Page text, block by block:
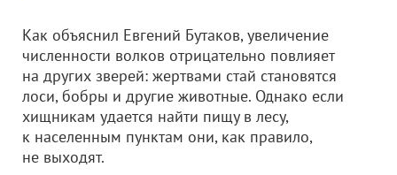
Как объяснил Евгений Бутаков, увеличение
численности волков отрицательно повлияет
на других зверей: жертвами стай становятся
лоси, бобры и другие животные. Однако если
хищникам удается найти пищу в лесу,
к населенным пунктам они, как правило,
не выходят.